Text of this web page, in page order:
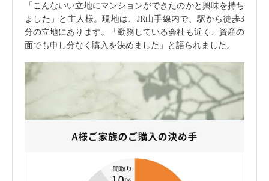
「こんないい立地にマンションができたのかと興味を持ち
ました」と主人様。現地は、JR山手線内で、駅から徒歩3
分の立地にあります。「勤務している会社も近く、資産の
面でも申し分なく購入を決めました」と語られました。